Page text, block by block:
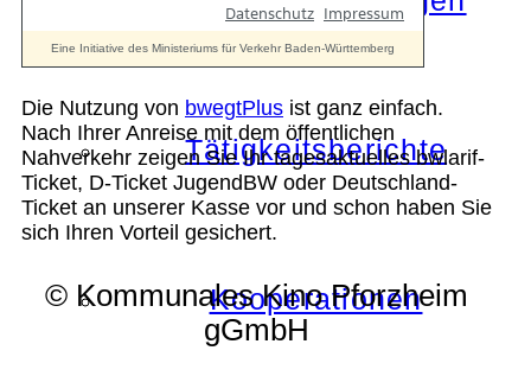
Tätigkeitsberichte
Kooperationen
Die Nutzung von bwegtPlus ist ganz einfach.
Nach Ihrer Anreise mit dem öffentlichen
Nahverkehr zeigen Sie Ihr tagesaktuelles bwlarif-
Ticket, D-Ticket JugendBW oder Deutschland-
Ticket an unserer Kasse vor und schon haben Sie
sich Ihren Vorteil gesichert.
© Kommunales Kino Pforzheim
gGmbH